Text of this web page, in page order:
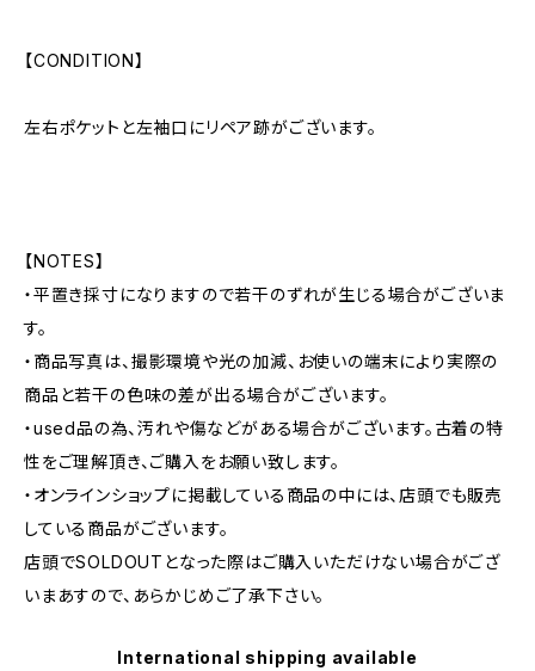
【CONDITION】
左右ポケットと左袖口にリペア跡がございます。
【NOTES】
・平置き採寸になりますので若干のずれが生じる場合がございま
す。
・商品写真は、撮影環境や光の加減、お使いの端末により実際の
商品と若干の色味の差が出る場合がございます。
・used品の為、汚れや傷などがある場合がございます。古着の特
性をご理解頂き、ご購入をお願い致します。
・オンラインショップに掲載している商品の中には、店頭でも販売
している商品がございます。
店頭でSOLDOUTとなった際はご購入いただけない場合がござ
いまあすので、あらかじめご了承下さい。
International shipping available